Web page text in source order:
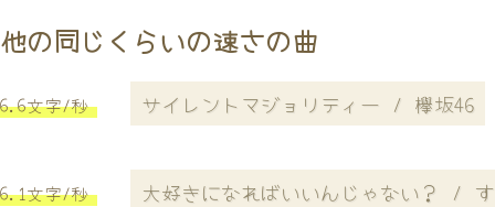
他の同じくらいの速さの曲
6.6文字/秒 サイレントマジョリティー / 欅坂46
6.1文字/秒 大好きになればいいんじゃない？ /